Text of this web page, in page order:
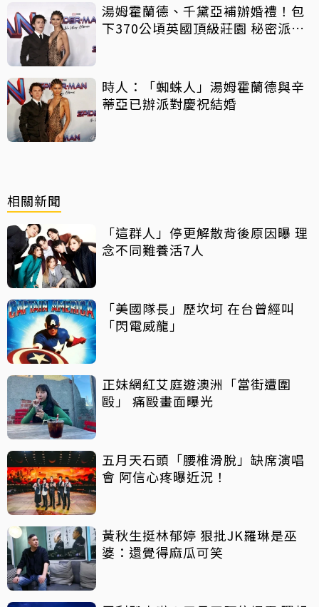
湯姆霍蘭德、千黛亞補辦婚禮！包
下370公頃英國頂級莊園 秘密派對
時人：「蜘蛛人」湯姆霍蘭德與辛
蒂亞已辦派對慶祝結婚
相關新聞
「這群人」停更解散背後原因曝 理
念不同難養活7人
「美國隊長」歷坎坷 在台曾經叫
「閃電威龍」
正妹網紅艾庭遊澳洲「當街遭圍
毆」 痛毆畫面曝光
五月天石頭「腰椎滑脫」缺席演唱
會 阿信心疼曝近況！
黃秋生挺林郁婷 狠批JK羅琳是巫
婆：還覺得麻瓜可笑